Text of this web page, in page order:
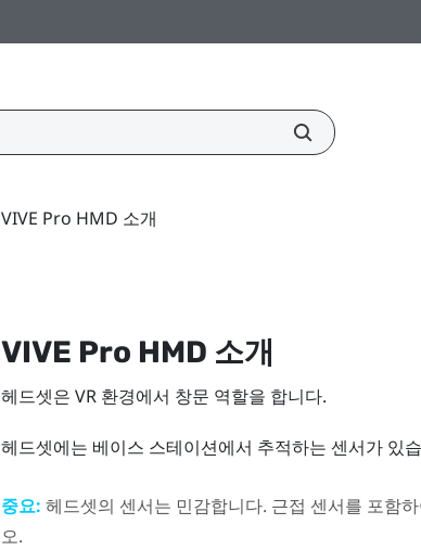
VIVE Pro HMD 소개
VIVE Pro HMD 소개
헤드셋은 VR 환경에서 창문 역할을 합니다.
헤드셋에는 베이스 스테이션에서 추적하는 센서가 있
중요: 헤드셋의 센서는 민감합니다. 근접 센서를 포함
오.